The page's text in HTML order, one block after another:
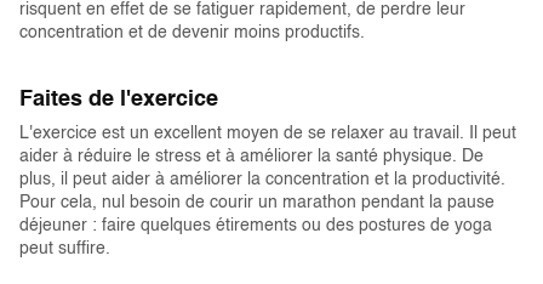
risquent en effet de se fatiguer rapidement, de perdre leur
concentration et de devenir moins productifs.
Faites de l'exercice
L'exercice est un excellent moyen de se relaxer au travail. Il peut
aider à réduire le stress et à améliorer la santé physique. De
plus, il peut aider à améliorer la concentration et la productivité.
Pour cela, nul besoin de courir un marathon pendant la pause
déjeuner : faire quelques étirements ou des postures de yoga
peut suffire.